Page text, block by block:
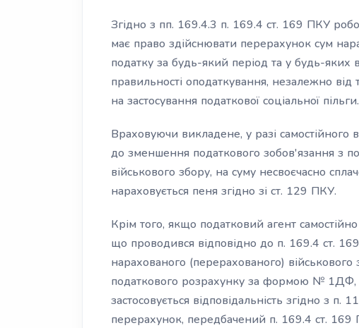
Згідно з пп. 169.4.3 п. 169.4 ст. 169 ПКУ
має право здійснювати перерахунок сум
податку за будь-який період та у будь-яких
правильності оподаткування, незалежно
на застосування податкової соціальної пільги.
Враховуючи викладене, у разі
до зменшення податкового зобов'язання з
військового збору, на суму несвоєчасно
нараховується пеня згідно зі ст. 129 ПКУ.
Крім того, якщо податковий агент
що проводився відповідно до п. 169.4 ст.
нарахованого (перерахованого) військового
податкового розрахунку за формою № 1ДФ,
застосовується відповідальність згідно з п.
перерахунок, передбачений п. 169.4 ст.